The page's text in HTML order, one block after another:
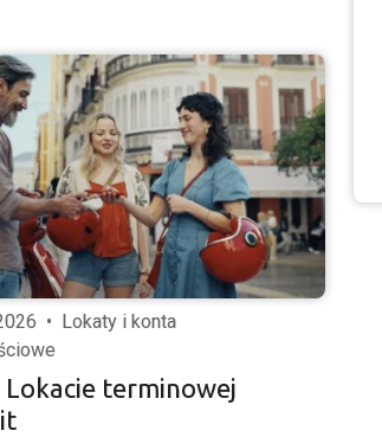
•
Lokaty i konta
Lokacie terminowej